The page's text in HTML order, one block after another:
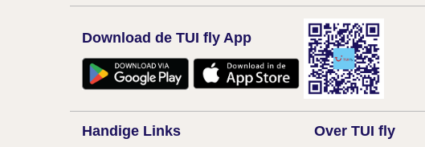
Download de TUI fly App
Handige Links Over TUI fly